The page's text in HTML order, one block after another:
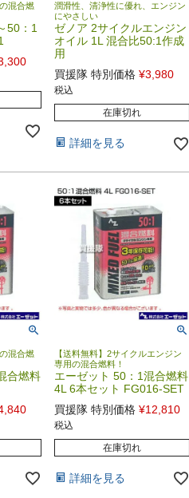
混合燃
50：1
潤滑性、清浄性に優れ、エンジン
にやさしい
ゼノア 2サイクルエンジン
オイル 1L 混合比50:1作成
用
買援隊 特別価格 ¥3,980
税込
在庫切れ
詳細を見る
混合燃
合燃料
【送料無料】2サイクルエンジン
専用の混合燃料！
エーゼット 50：1混合燃料
4L 6本セット FG016-SET
買援隊 特別価格 ¥12,810
税込
在庫切れ
詳細を見る